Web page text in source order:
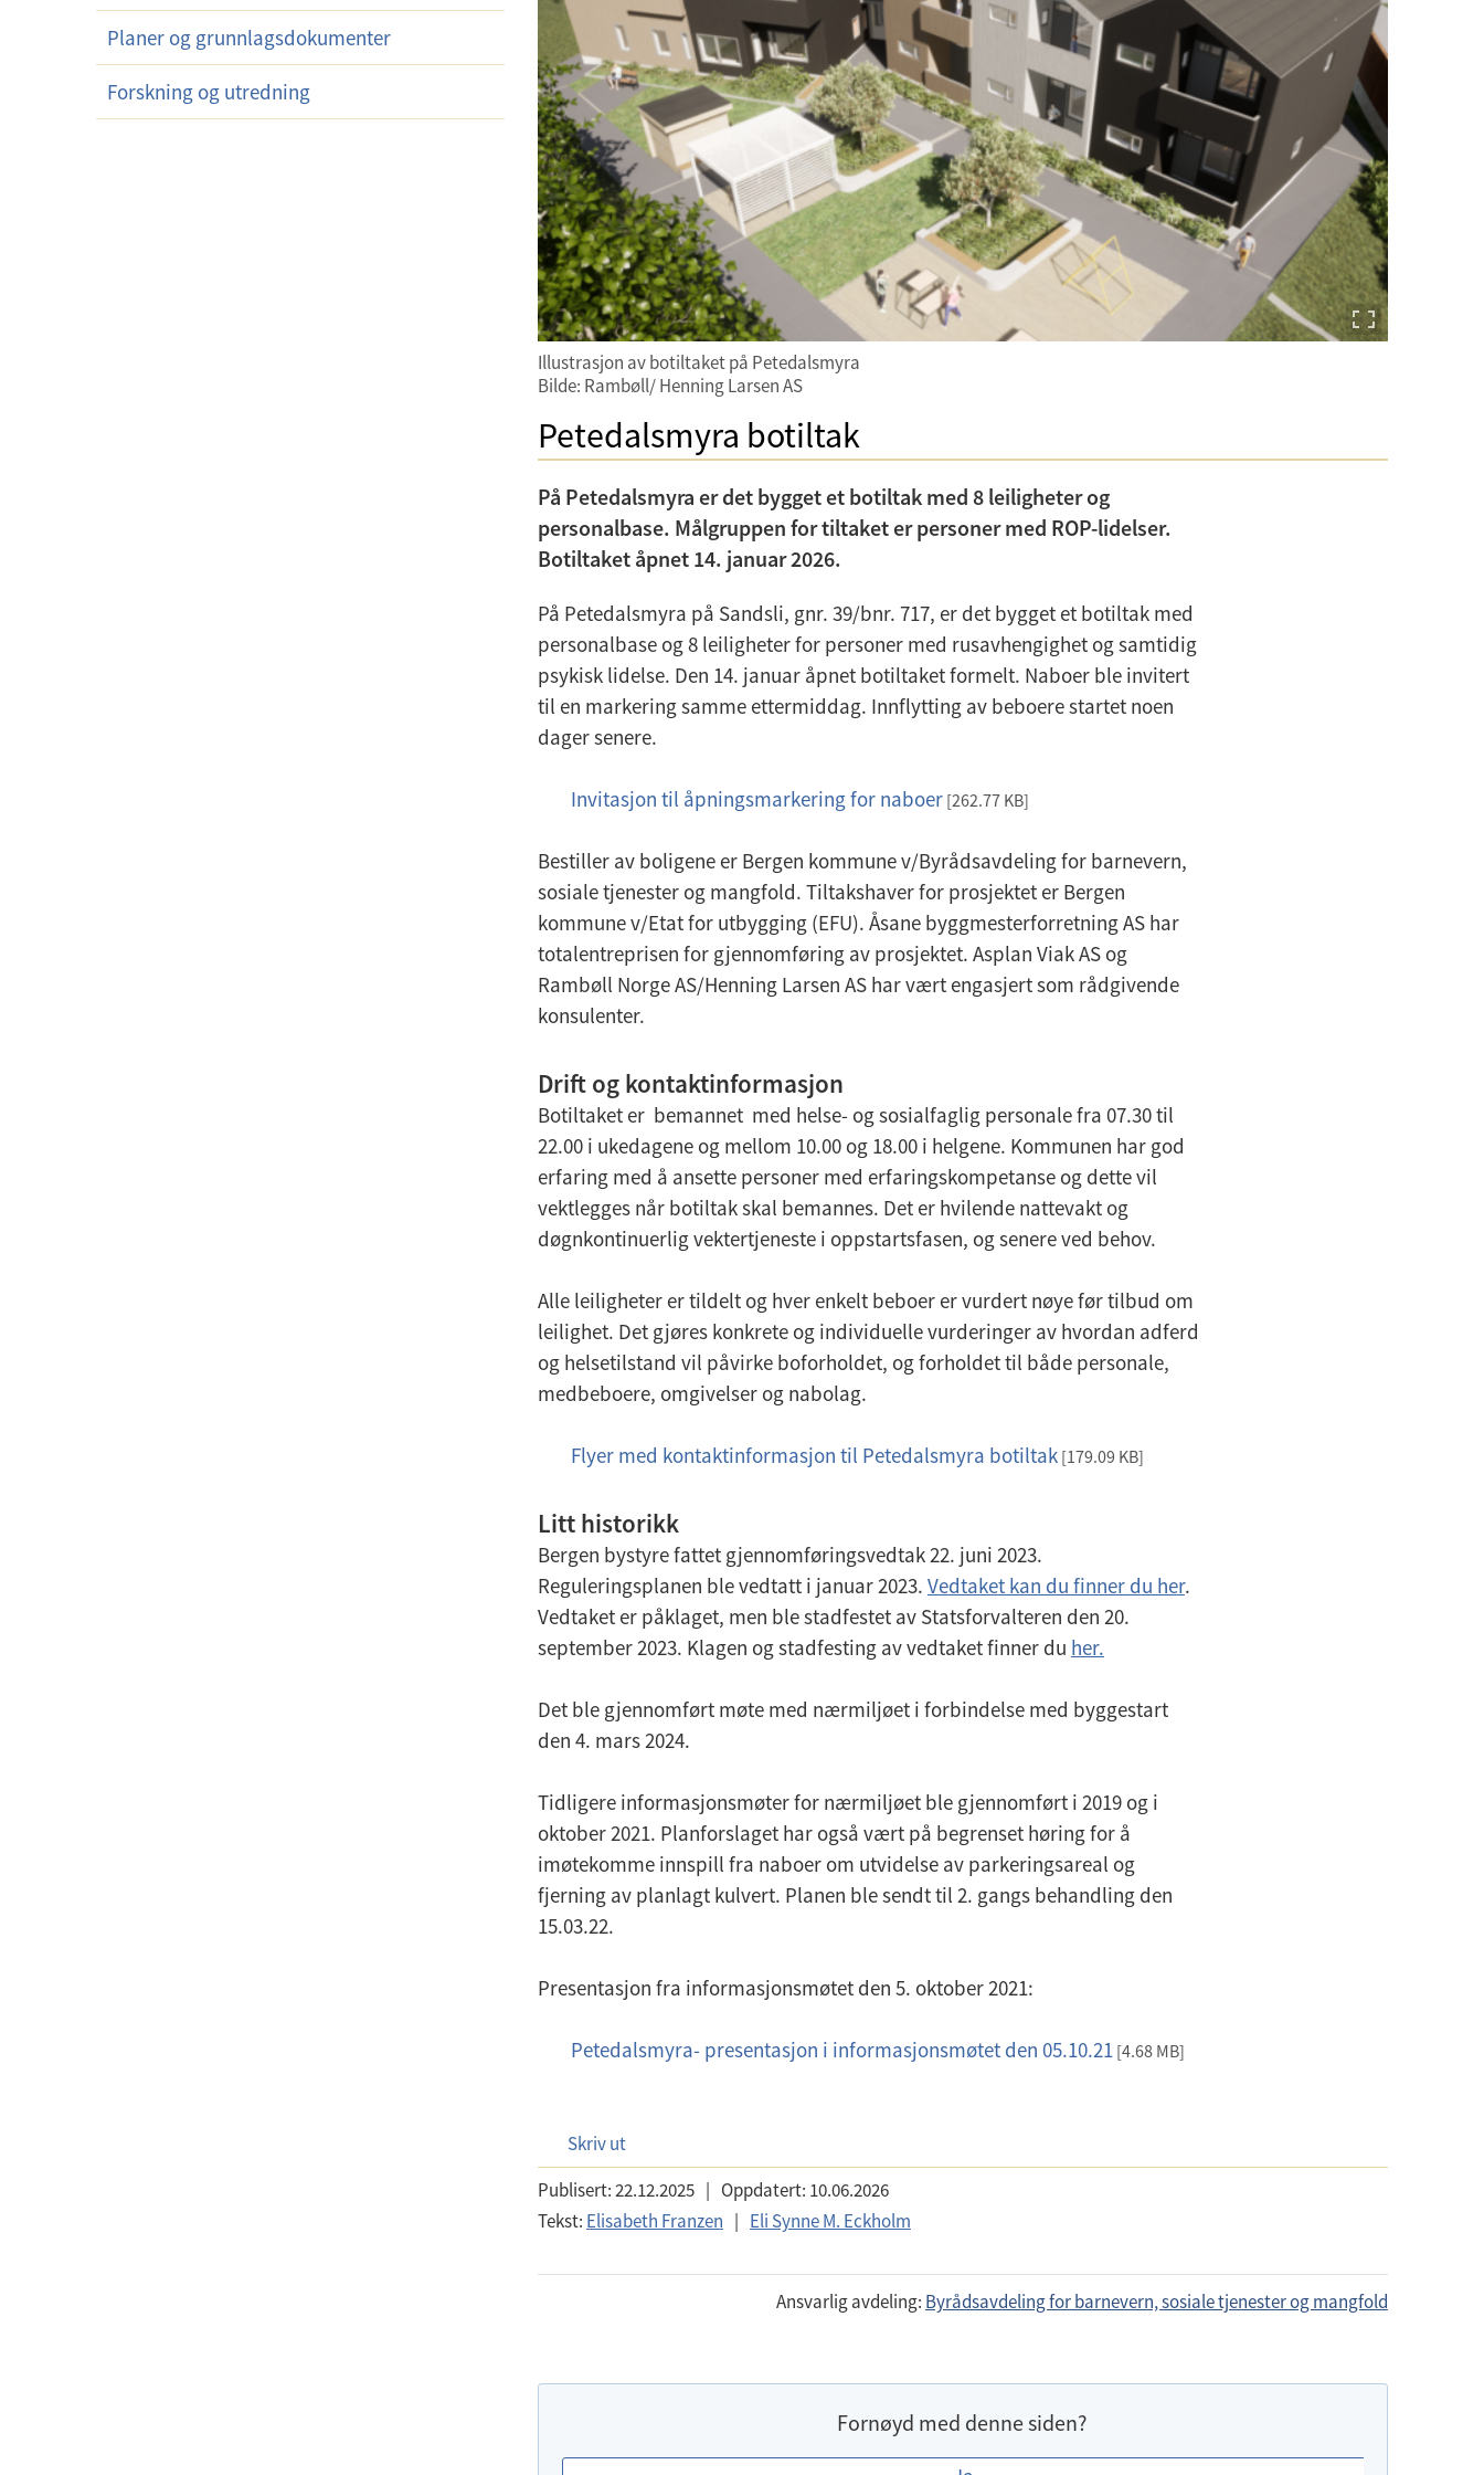
Planer og grunnlagsdokumenter
Forskning og utredning
Illustrasjon av botiltaket på Petedalsmyra
Bilde: Rambøll/ Henning Larsen AS
Petedalsmyra botiltak
På Petedalsmyra er det bygget et botiltak med 8 leiligheter og
personalbase. Målgruppen for tiltaket er personer med ROP-lidelser.
Botiltaket åpnet 14. januar 2026.
På Petedalsmyra på Sandsli, gnr. 39/bnr. 717, er det bygget et botiltak med
personalbase og 8 leiligheter for personer med rusavhengighet og samtidig
psykisk lidelse. Den 14. januar åpnet botiltaket formelt. Naboer ble invitert
til en markering samme ettermiddag. Innflytting av beboere startet noen
dager senere.
f
Invitasjon til åpningsmarkering for naboer[262.77 KB]
Bestiller av boligene er Bergen kommune v/Byrådsavdeling for barnevern,
sosiale tjenester og mangfold. Tiltakshaver for prosjektet er Bergen
kommune v/Etat for utbygging (EFU). Åsane byggmesterforretning AS har
totalentreprisen for gjennomføring av prosjektet. Asplan Viak AS og
Rambøll Norge AS/Henning Larsen AS har vært engasjert som rådgivende
konsulenter.
Drift og kontaktinformasjon
Botiltaket er bemannet med helse- og sosialfaglig personale fra 07.30 til
22.00 i ukedagene og mellom 10.00 og 18.00 i helgene. Kommunen har god
erfaring med å ansette personer med erfaringskompetanse og dette vil
vektlegges når botiltak skal bemannes. Det er hvilende nattevakt og
døgnkontinuerlig vektertjeneste i oppstartsfasen, og senere ved behov.
Alle leiligheter er tildelt og hver enkelt beboer er vurdert nøye før tilbud om
leilighet. Det gjøres konkrete og individuelle vurderinger av hvordan adferd
og helsetilstand vil påvirke boforholdet, og forholdet til både personale,
medbeboere, omgivelser og nabolag.
f
Flyer med kontaktinformasjon til Petedalsmyra botiltak[179.09 KB]
Litt historikk
Bergen bystyre fattet gjennomføringsvedtak 22. juni 2023.
Reguleringsplanen ble vedtatt i januar 2023. Vedtaket kan du finner du her.
Vedtaket er påklaget, men ble stadfestet av Statsforvalteren den 20.
september 2023. Klagen og stadfesting av vedtaket finner du her.
Det ble gjennomført møte med nærmiljøet i forbindelse med byggestart
den 4. mars 2024.
Tidligere informasjonsmøter for nærmiljøet ble gjennomført i 2019 og i
oktober 2021. Planforslaget har også vært på begrenset høring for å
imøtekomme innspill fra naboer om utvidelse av parkeringsareal og
fjerning av planlagt kulvert. Planen ble sendt til 2. gangs behandling den
15.03.22.
Presentasjon fra informasjonsmøtet den 5. oktober 2021:
Petedalsmyra- presentasjon i informasjonsmøtet den 05.10.21 [4.68 MB]
Skriv ut
Publisert:22.12.2025 | Oppdatert: 10.06.2026
Tekst: Elisabeth Franzen | Eli Synne M. Eckholm
Ansvarlig avdeling: Byrådsavdeling for barnevern, sosiale tjenester og mangfold
Fornøyd med denne siden?
E